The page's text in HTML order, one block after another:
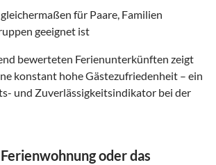
für Paare, Familien
geeignet ist
bewerteten Ferienunterkünften zeigt
konstant hohe Gästezufriedenheit – ein
und Zuverlässigkeitsindikator bei der
oder das